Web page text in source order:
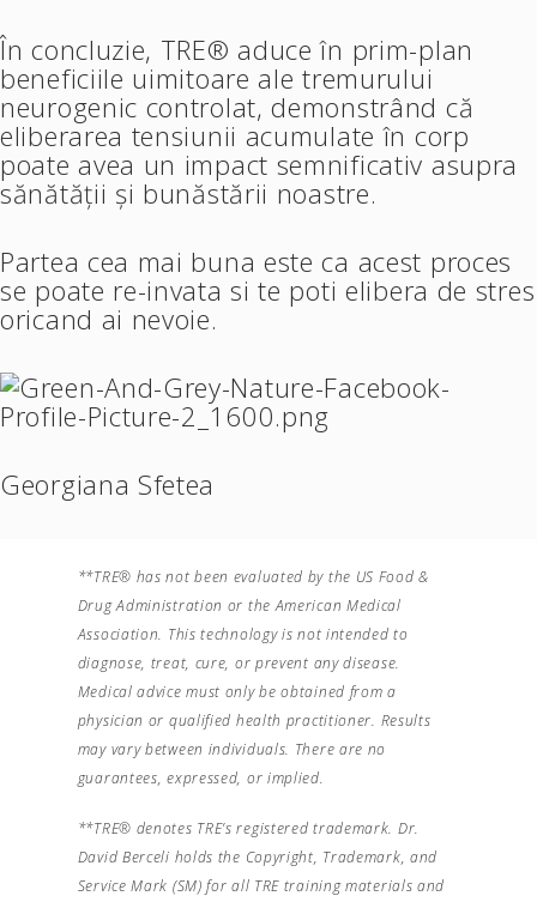
În concluzie, TRE® aduce în prim-plan
beneficiile uimitoare ale tremurului
neurogenic controlat, demonstrând că
eliberarea tensiunii acumulate în corp
poate avea un impact semnificativ asupra
sănătății și bunăstării noastre.
Partea cea mai buna este ca acest proces
se poate re-invata si te poti elibera de stres
oricand ai nevoie.
Georgiana Sfetea
**TRE® has not been evaluated by the US Food &
Drug Administration or the American Medical
Association. This technology is not intended to
diagnose, treat, cure, or prevent any disease.
Medical advice must only be obtained from a
physician or qualified health practitioner. Results
may vary between individuals. There are no
guarantees, expressed, or implied.
**TRE® denotes TRE’s registered trademark. Dr.
David Berceli holds the Copyright, Trademark, and
Service Mark (SM) for all TRE training materials and